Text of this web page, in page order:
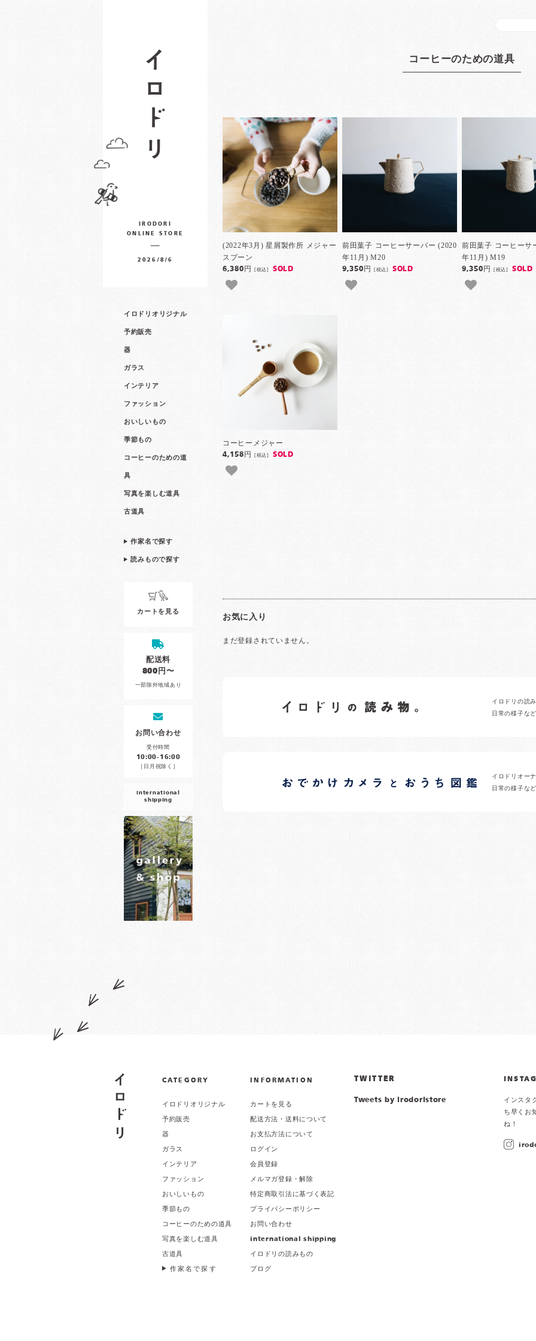
IRODORI
ONLINE STORE
2026/8/6
イロドリオリジナル
予約販売
器
ガラス
インテリア
ファッション
おいしいもの
季節もの
コーヒーのための道
具
写真を楽しむ道具
古道具
作家名で探す
読みもので探す
カートを見る
配送料
800円〜
一部除外地域あり
お問い合わせ
受付時間
10:00-16:00
［日月祝除く］
international
shipping
コーヒーのための道具
(2022年3月) 星屑製作所 メジャー
スプーン
6,380円[税込] SOLD
前田葉子 コーヒーサーバー (2020
年11月) M20
9,350円[税込] SOLD
前田葉子 コーヒーサ
年11月) M19
9,350円[税込] SOLD
コーヒーメジャー
4,158円[税込] SOLD
お気に入り
まだ登録されていません。
イロドリの読
日常の様子な
イロドリオー
日常の様子な
CATEGORY
イロドリオリジナル
予約販売
器
ガラス
インテリア
ファッション
おいしいもの
季節もの
コーヒーのための道具
写真を楽しむ道具
古道具
作家名で探す
INFORMATION
カートを見る
配送方法・送料について
お支払方法について
ログイン
会員登録
メルマガ登録・解除
特定商取引法に基づく表記
プライバシーポリシー
お問い合わせ
international shipping
イロドリの読みもの
ブログ
TWITTER
Tweets by irodoristore
インスタ
ち早くお
ね！